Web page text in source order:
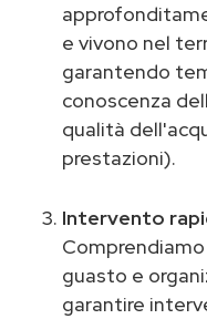
e vivono nel
garantendo
conoscenza
qualità
prestazioni).
Intervento
guasto e
garantire